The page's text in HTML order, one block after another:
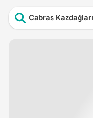
Cabras Kazdağları